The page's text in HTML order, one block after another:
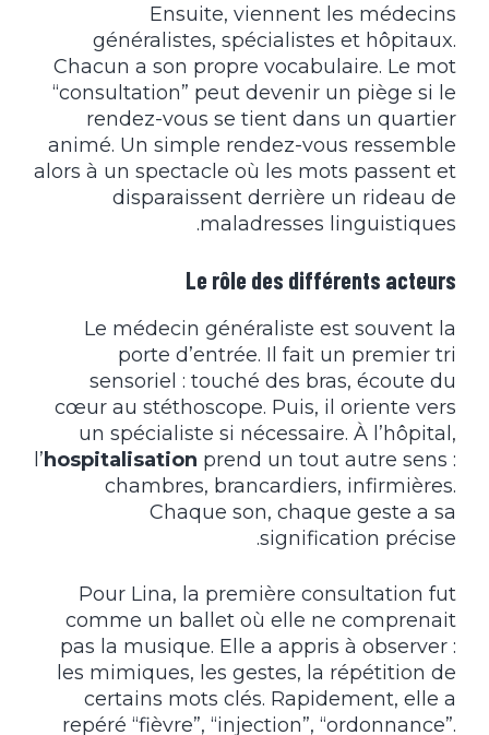
Ensuite, viennent les médecins
généralistes, spécialistes et hôpitaux.
Chacun a son propre vocabulaire. Le mot
“consultation” peut devenir un piège si le
rendez-vous se tient dans un quartier
animé. Un simple rendez-vous ressemble
alors à un spectacle où les mots passent et
disparaissent derrière un rideau de
maladresses linguistiques.
Le rôle des différents acteurs
Le médecin généraliste est souvent la
porte d’entrée. Il fait un premier tri
sensoriel : touché des bras, écoute du
cœur au stéthoscope. Puis, il oriente vers
un spécialiste si nécessaire. À l’hôpital,
l’hospitalisation prend un tout autre sens :
chambres, brancardiers, infirmières.
Chaque son, chaque geste a sa
signification précise.
Pour Lina, la première consultation fut
comme un ballet où elle ne comprenait
pas la musique. Elle a appris à observer :
les mimiques, les gestes, la répétition de
certains mots clés. Rapidement, elle a
repéré “fièvre”, “injection”, “ordonnance”.